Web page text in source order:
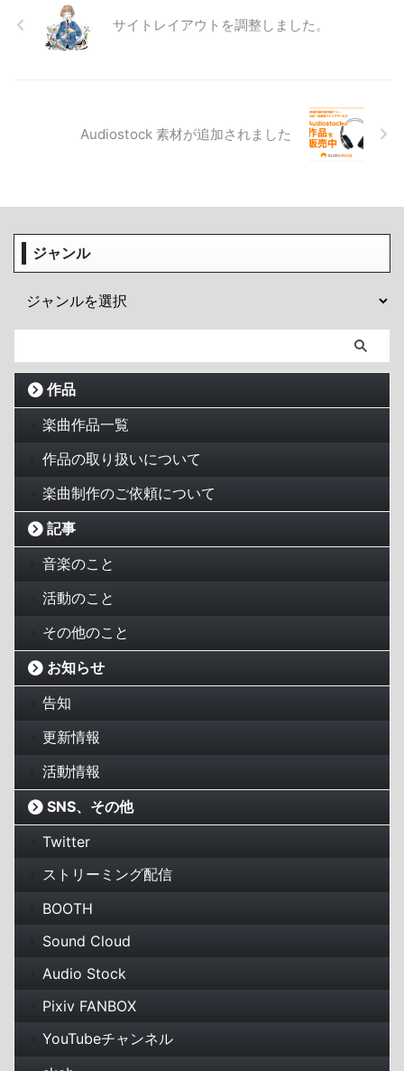
サイトレイアウトを調整しました。
Audiostock 素材が追加されました
ジャンル
作品
楽曲作品一覧
作品の取り扱いについて
楽曲制作のご依頼について
記事
音楽のこと
活動のこと
その他のこと
お知らせ
告知
更新情報
活動情報
SNS、その他
Twitter
ストリーミング配信
BOOTH
Sound Cloud
Audio Stock
Pixiv FANBOX
YouTubeチャンネル